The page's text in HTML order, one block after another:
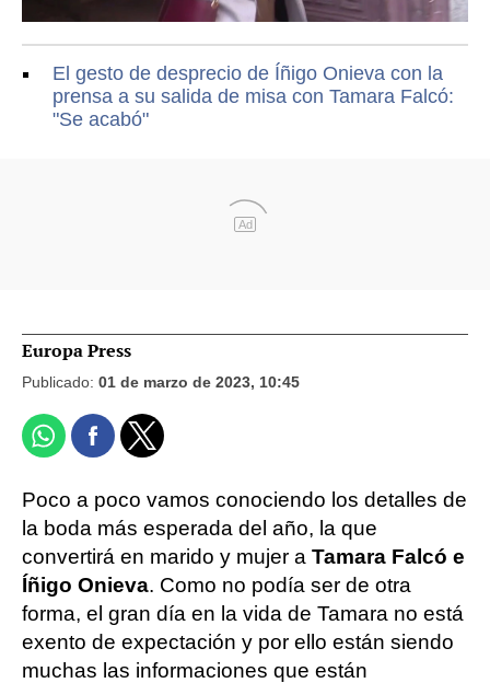
El gesto de desprecio de Íñigo Onieva con la
prensa a su salida de misa con Tamara Falcó:
"Se acabó"
Ad
Europa Press
Publicado: 01 de marzo de 2023, 10:45
Poco a poco vamos conociendo los detalles de
la boda más esperada del año, la que
convertirá en marido y mujer a Tamara Falcó e
Íñigo Onieva. Como no podía ser de otra
forma, el gran día en la vida de Tamara no está
exento de expectación y por ello están siendo
muchas las informaciones que están